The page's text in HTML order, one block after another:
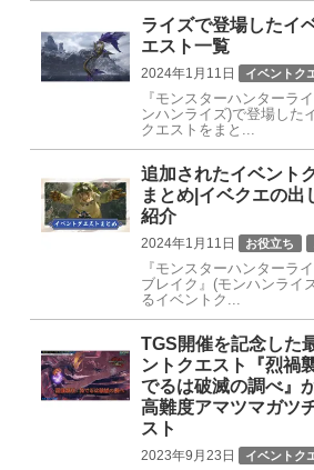
ライズで登場したイ
エスト一覧
2024年1月11日 イベントク
『モンスターハンターラ
ンハンライズ)で登場した
クエストをまと...
追加されたイベント
まとめ|イベクエの出
紹介
2024年1月11日 お役立ち
『モンスターハンターラ
ブレイク』(モンハンライ
るイベントク...
TGS開催を記念した
ントクエスト『烈禍
でるは破滅の調べ』
高難度アマツマガツ
スト
2023年9月23日
イベントク